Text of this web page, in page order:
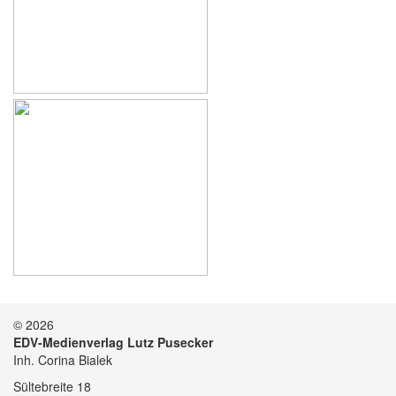
© 2026
EDV-Medienverlag Lutz Pusecker
Inh. Corina Bialek
Sültebreite 18